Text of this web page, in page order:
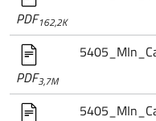
PDF162,2K
PDF3,7M